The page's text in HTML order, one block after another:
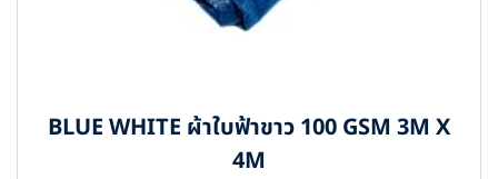
BLUE WHITE ผ้าใบฟ้าขาว 100 GSM 3M X
4M